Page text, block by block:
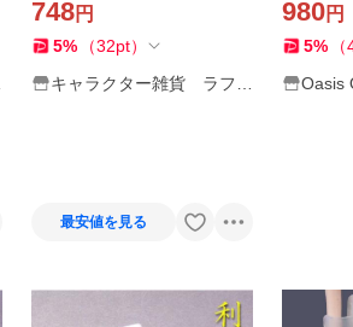
ちみつ フロッキー加工 ミニ
フィギュア
748円
5% （32pt）
キャラクター雑貨 ラフラ
最安値を見る
おもしろ
980円
5% （
Oasis